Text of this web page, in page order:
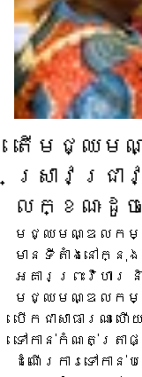
តើ​មជ្ឈម
ស្រាវជ្រ
លក្ខណៈ​ដូច
មជ្ឈមណ្ឌល​កម្
មាន​ទីតាំង​នៅក្នុ
អគារ​ព្រះវិហារ
មជ្ឈមណ្ឌល​កម្
បើក​ជា​សាធារណ
ទៅកាន់​កំណត់ត្រ
ដំណើរការ​ទៅ​កាន់​